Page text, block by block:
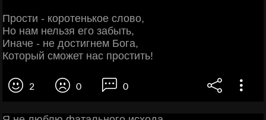
Прости - коротенькое слово,
Но нам нельзя его забыть,
Иначе - не достигнем Бога,
Который сможет нас простить!
2 0 0